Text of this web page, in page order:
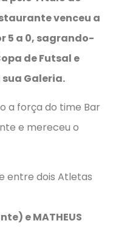
venceu a
5 a 0, sagrando-
de Futsal e
Galeria.
a força do time Bar
e mereceu o
entre dois Atletas
e MATHEUS